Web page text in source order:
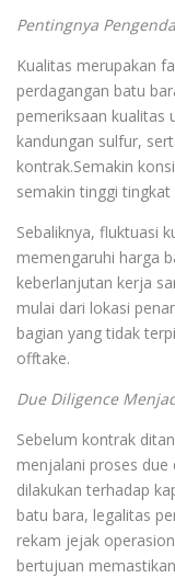
Pentingnya
Kualitas merupakan
perdagangan batu
pemeriksaan kualitas
kandungan sulfur,
kontrak.Semakin
semakin tinggi
Sebaliknya, fluktuasi
memengaruhi harga
keberlanjutan kerja
mulai dari lokasi
bagian yang tidak
offtake.
Due Diligence
Sebelum kontrak
menjalani proses due
dilakukan terhadap
batu bara, legalitas
rekam jejak
bertujuan